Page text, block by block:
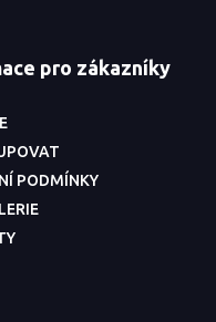
pro zákazníky
PODMÍNKY